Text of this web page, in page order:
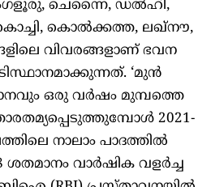
ചെന്നൈ, ഡല്‍ഹി,
കൊല്‍ക്കത്ത, ലഖ്നൗ,
വിവരങ്ങളാണ് ഭവന
‘മുന്‍
ഒരു വര്‍ഷം മുമ്പത്തെ
2021-
നാലാം പാദത്തില്‍
വാര്‍ഷിക വളര്‍ച്ച